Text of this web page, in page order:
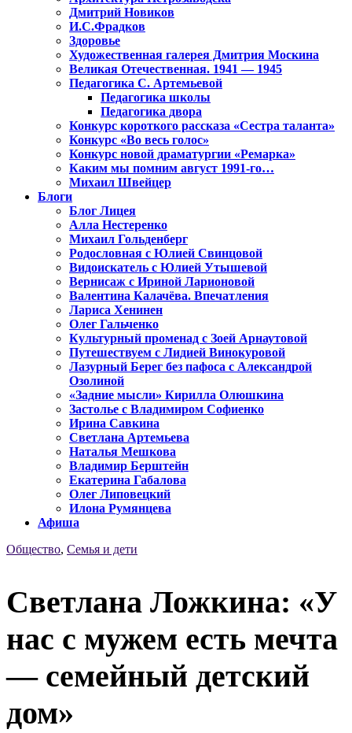
Дмитрий Новиков
И.С.Фрадков
Здоровье
Художественная галерея Дмитрия Москина
Великая Отечественная. 1941 — 1945
Педагогика С. Артемьевой
Педагогика школы
Педагогика двора
Конкурс короткого рассказа «Сестра таланта»
Конкурс «Во весь голос»
Конкурс новой драматургии «Ремарка»
Каким мы помним август 1991-го…
Михаил Швейцер
Блоги
Блог Лицея
Алла Нестеренко
Михаил Гольденберг
Родословная с Юлией Свинцовой
Видоискатель с Юлией Утышевой
Вернисаж с Ириной Ларионовой
Валентина Калачёва. Впечатления
Лариса Хенинен
Олег Гальченко
Культурный променад с Зоей Арнаутовой
Путешествуем с Лидией Винокуровой
Лазурный Берег без пафоса с Александрой
Озолиной
«Задние мысли» Кирилла Олюшкина
Застолье с Владимиром Софиенко
Ирина Савкина
Светлана Артемьева
Наталья Мешкова
Владимир Берштейн
Екатерина Габалова
Олег Липовецкий
Илона Румянцева
Афиша
Общество, Семья и дети
Светлана Ложкина: «У
нас с мужем есть мечта
— семейный детский
дом»